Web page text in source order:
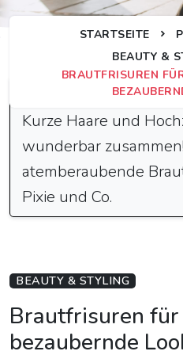
STARTSEITE
BEAUTY &
BRAUTFRISUREN
Schnelle Antwort
Kurze Haare und
wunderbar
atemberaubende
Pixie und Co.
BEAUTY & STYLING
Brautfrisuren
bezaubernde